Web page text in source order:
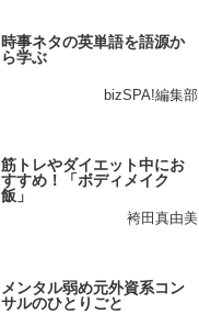
時事ネタの英単語を語源か
ら学ぶ
bizSPA!編集部
筋トレやダイエット中にお
すすめ！「ボディメイク
飯」
袴田真由美
メンタル弱め元外資系コン
サルのひとりごと